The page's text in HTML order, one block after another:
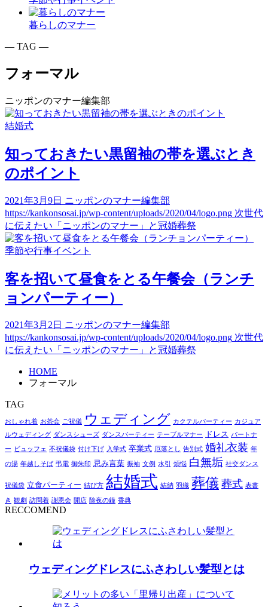
暮らしのマナー
― TAG ―
フォーマル
ニッポンのマナー編集部
結婚式
知っておきたい黒留袖の帯を選ぶとき
のポイント
2021年3月9日 ニッポンのマナー編集部
https://kankonsosai.jp/wp-content/uploads/2020/04/logo.png 次世代
に伝えたい「ニッポンのマナー」と冠婚葬祭
季節や行事イベント
客を招いて昼食をとる午餐会（ランチ
ョンパーティー）
2021年3月2日 ニッポンのマナー編集部
https://kankonsosai.jp/wp-content/uploads/2020/04/logo.png 次世代
に伝えたい「ニッポンのマナー」と冠婚葬祭
HOME
フォーマル
TAG
おしゃれ着 お茶会 ご祝儀 ウェディング カクテルパーティー カジュア
ルウェディング ダンスシューズ ダンスパーティー テーブルマナー ドレス パートナ
ー ビュッフェ 不祝儀袋 付け下げ 入学式 卒業式 厄落とし 告別式 婚礼衣装 年
の湯 年越しそば 弔電 御朱印 忌み言葉 振袖 文例 水引 煩悩 白無垢 社交ダンス
祝儀袋 立食パーティー 結び方 結婚式 結納 羽織 葬儀 葬式 表書
き 観劇 訪問着 謝恩会 開店 除夜の鐘 香典
RECCOMEND
ウェディングドレスにふさわしい髪型とは